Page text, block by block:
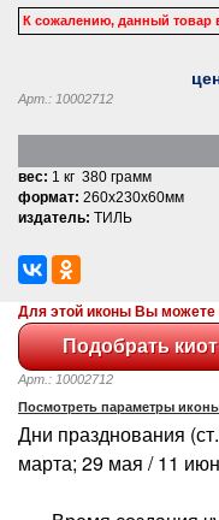
К сожалению, данный товар
Арт.: 10002712
вес: 1 кг 380 грамм
формат: 260x230x60мм
издатель: ТИЛЬ
Для этой иконы Вы можете
Арт.: 10002712
Посмотреть параметры
Дни празднования
марта; 29 мая / 11